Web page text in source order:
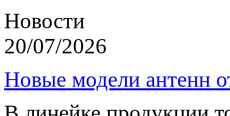
Новости
20/07/2026
Новые модели антенн